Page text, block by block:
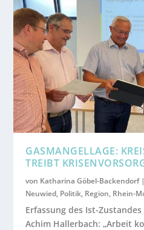
GASMANGELLAGE:
TREIBT
von Katharina Göbel-Backendorf
Neuwied, Politik, Region, Rhein-
Erfassung des Ist-
Achim Hallerbach: „Arbeit